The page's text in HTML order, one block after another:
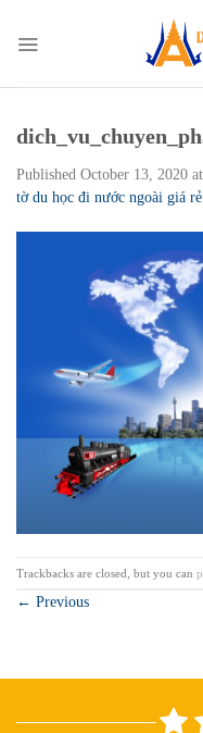
content
Published October 13, 2020 at
tờ du học đi nước ngoài giá rẻ
Trackbacks are closed, but you can
← Previous